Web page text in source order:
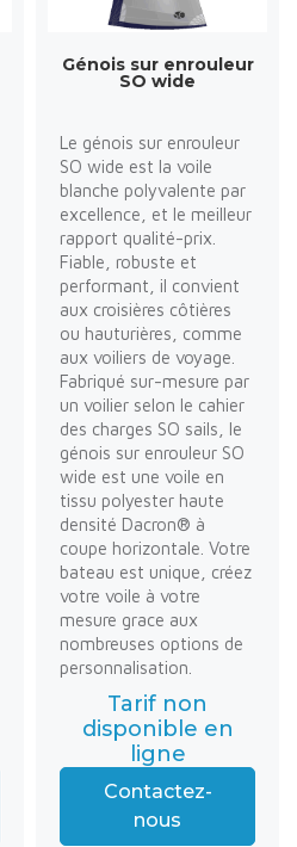
Génois sur enrouleur
SO wide
Le génois sur enrouleur
SO wide est la voile
blanche polyvalente par
excellence, et le meilleur
rapport qualité-prix.
Fiable, robuste et
performant, il convient
aux croisières côtières
ou hauturières, comme
aux voiliers de voyage.
Fabriqué sur-mesure par
un voilier selon le cahier
des charges SO sails, le
génois sur enrouleur SO
wide est une voile en
tissu polyester haute
densité Dacron® à
coupe horizontale. Votre
bateau est unique, créez
votre voile à votre
mesure grace aux
nombreuses options de
personnalisation.
Tarif non
disponible en
ligne
Contactez-
nous